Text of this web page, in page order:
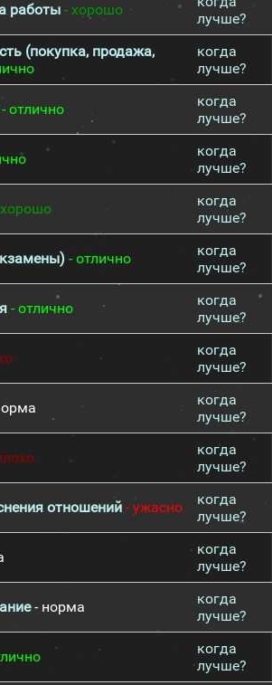
работы - хорошо
лучше?
(покупка, продажа,
когда
лучше?
- отлично
когда
лучше?
когда
лучше?
когда
лучше?
- отлично
когда
лучше?
- отлично
когда
лучше?
когда
лучше?
когда
лучше?
когда
лучше?
отношений - ужасно
когда
лучше?
когда
лучше?
- норма
когда
лучше?
когда
лучше?